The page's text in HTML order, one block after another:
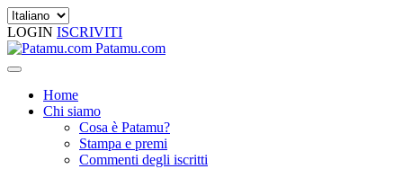
LOGIN ISCRIVITI
Patamu.com
Home
Chi siamo
Cosa è Patamu?
Stampa e premi
Commenti degli iscritti